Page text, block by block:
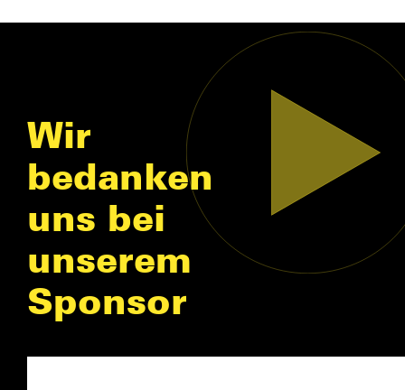
Wir
bedanken
uns bei
unserem
Sponsor